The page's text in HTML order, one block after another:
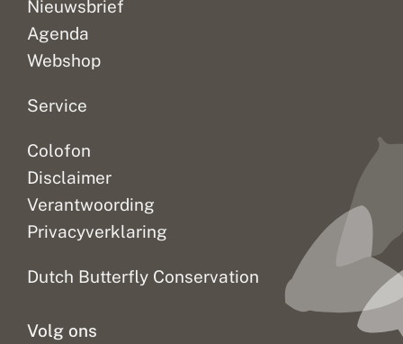
Nieuwsbrief
Agenda
Webshop
Service
Colofon
Disclaimer
Verantwoording
Privacyverklaring
Dutch Butterfly Conservation
Volg ons